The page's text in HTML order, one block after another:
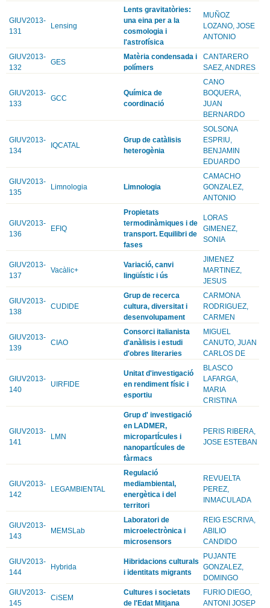
GIUV2013-
131
Lensing
Lents gravitatòries:
una eina per a la
cosmologia i
l'astrofísica
MUÑOZ
LOZANO, JOSE
ANTONIO
GIUV2013-
132
GES
Matèria condensada i
polímers
CANTARERO
SAEZ, ANDRES
GIUV2013-
133
GCC
Química de
coordinació
CANO
BOQUERA,
JUAN
BERNARDO
GIUV2013-
134
IQCATAL
Grup de catàlisis
heterogènia
SOLSONA
ESPRIU,
BENJAMIN
EDUARDO
GIUV2013-
135
Limnologia Limnologia
CAMACHO
GONZALEZ,
ANTONIO
GIUV2013-
136
EFIQ
Propietats
termodinàmiques i de
transport. Equilibri de
fases
LORAS
GIMENEZ,
SONIA
GIUV2013-
137
Vacàlic+
Variació, canvi
lingüístic i ús
JIMENEZ
MARTINEZ,
JESUS
GIUV2013-
138
CUDIDE
Grup de recerca
cultura, diversitat i
desenvolupament
CARMONA
RODRIGUEZ,
CARMEN
GIUV2013-
139
CIAO
Consorci italianista
d'anàlisis i estudi
d'obres literaries
MIGUEL
CANUTO, JUAN
CARLOS DE
GIUV2013-
140
UIRFIDE
Unitat d'investigació
en rendiment físic i
esportiu
BLASCO
LAFARGA,
MARIA
CRISTINA
GIUV2013-
141
LMN
Grup d' investigació
en LADMER,
micropartÍcules i
nanopartÍcules de
fàrmacs
PERIS RIBERA,
JOSE ESTEBAN
GIUV2013-
142
LEGAMBIENTAL
Regulació
mediambiental,
energètica i del
territori
REVUELTA
PEREZ,
INMACULADA
GIUV2013-
143
MEMSLab
Laboratori de
microelectrònica i
microsensors
REIG ESCRIVA,
ABILIO
CANDIDO
GIUV2013-
144
Hybrida
Hibridacions culturals
i identitats migrants
PUJANTE
GONZALEZ,
DOMINGO
GIUV2013-
145
CiSEM
Cultures i societats
de l'Edat Mitjana
FURIO DIEGO,
ANTONI JOSEP